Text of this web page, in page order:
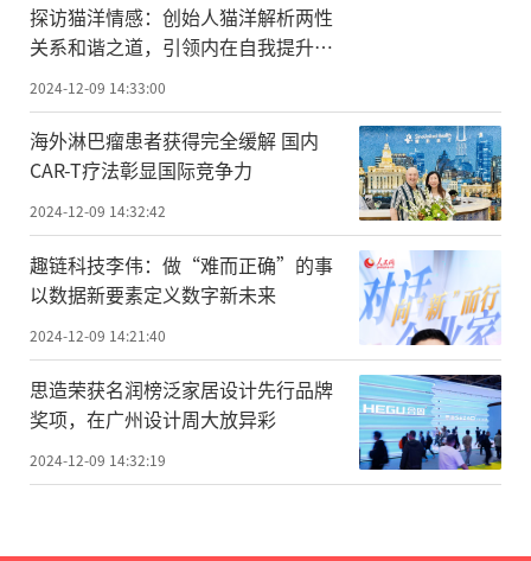
探访猫洋情感：创始人猫洋解析两性
关系和谐之道，引领内在自我提升之
2024-12-09 14:33:00
海外淋巴瘤患者获得完全缓解 国内
CAR-T疗法彰显国际竞争力
2024-12-09 14:32:42
趣链科技李伟：做“难而正确”的事
以数据新要素定义数字新未来
2024-12-09 14:21:40
思造荣获名润榜泛家居设计先行品牌
奖项，在广州设计周大放异彩
2024-12-09 14:32:19